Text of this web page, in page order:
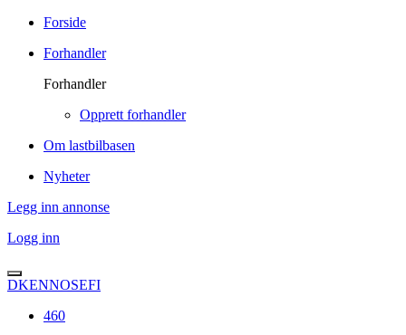
Forside
Forhandler
Forhandler
Opprett forhandler
Om lastbilbasen
Nyheter
Legg inn annonse
Logg inn
DKENNOSEFI
460